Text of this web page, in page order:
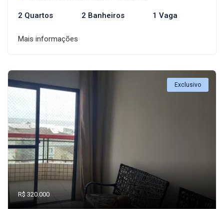
2 Quartos 2 Banheiros 1 Vaga
Mais informações
Exclusivo
R$ 320.000